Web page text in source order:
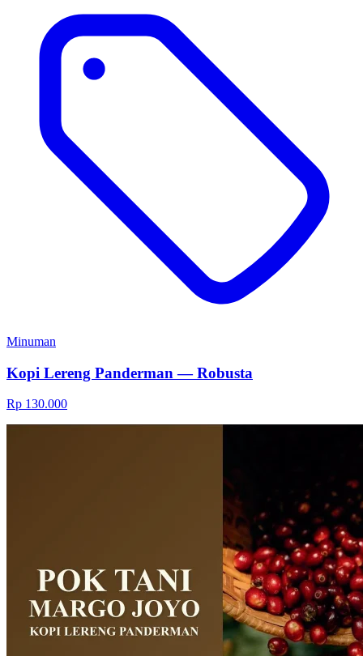
Minuman
Kopi Lereng Panderman — Robusta
Rp 130.000